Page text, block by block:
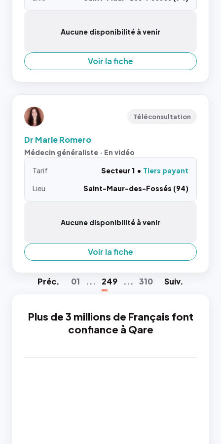
Aucune disponibilité à venir
Voir la fiche
Téléconsultation
Dr Marie Romero
Médecin généraliste · En vidéo
Tarif Secteur 1
Tiers payant
Lieu
Saint-Maur-des-Fossés (94)
Aucune disponibilité à venir
Voir la fiche
Préc. 01 ... 249 ... 310 Suiv.
Plus de 3 millions de Français font
confiance à Qare